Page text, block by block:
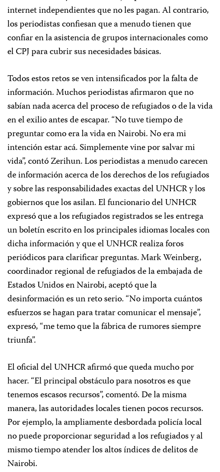
internet independientes que no les pagan. Al contrario,
los periodistas confiesan que a menudo tienen que
confiar en la asistencia de grupos internacionales como
el CPJ para cubrir sus necesidades básicas.
Todos estos retos se ven intensificados por la falta de
información. Muchos periodistas afirmaron que no
sabían nada acerca del proceso de refugiados o de la vida
en el exilio antes de escapar. “No tuve tiempo de
preguntar como era la vida en Nairobi. No era mi
intención estar acá. Simplemente vine por salvar mi
vida”, contó Zerihun. Los periodistas a menudo carecen
de información acerca de los derechos de los refugiados
y sobre las responsabilidades exactas del UNHCR y los
gobiernos que los asilan. El funcionario del UNHCR
expresó que a los refugiados registrados se les entrega
un boletín escrito en los principales idiomas locales con
dicha información y que el UNHCR realiza foros
periódicos para clarificar preguntas. Mark Weinberg,
coordinador regional de refugiados de la embajada de
Estados Unidos en Nairobi, aceptó que la
desinformación es un reto serio. “No importa cuántos
esfuerzos se hagan para tratar comunicar el mensaje”,
expresó, “me temo que la fábrica de rumores siempre
triunfa”.
El oficial del UNHCR afirmó que queda mucho por
hacer. “El principal obstáculo para nosotros es que
tenemos escasos recursos”, comentó. De la misma
manera, las autoridades locales tienen pocos recursos.
Por ejemplo, la ampliamente desbordada policía local
no puede proporcionar seguridad a los refugiados y al
mismo tiempo atender los altos índices de delitos de
Nairobi.